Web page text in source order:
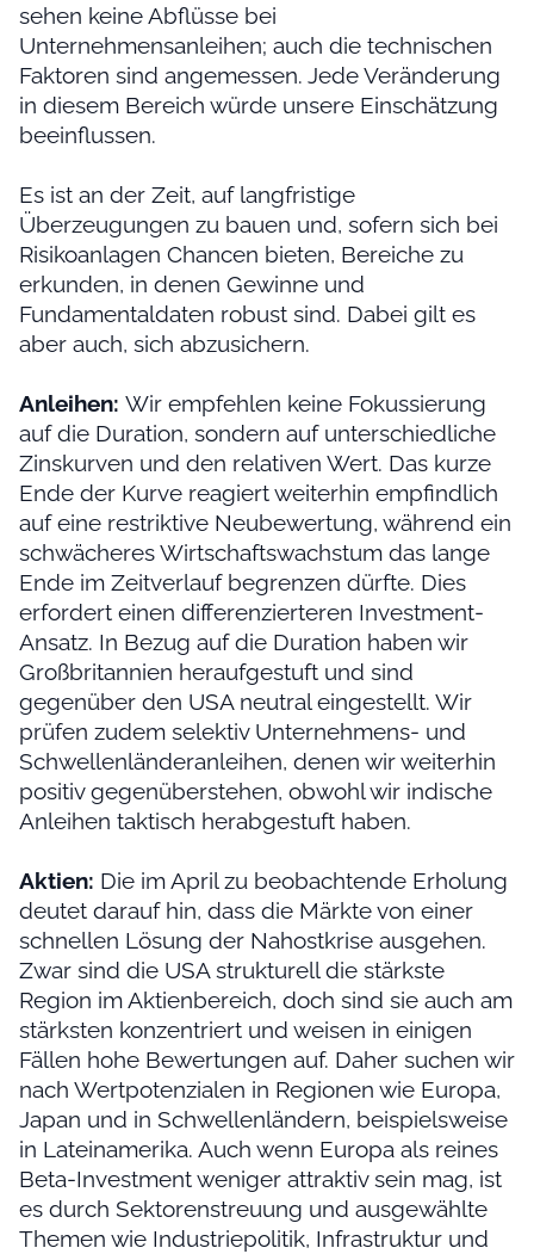
sehen keine Abflüsse bei
Unternehmensanleihen; auch die technischen
Faktoren sind angemessen. Jede Veränderung
in diesem Bereich würde unsere Einschätzung
beeinflussen.
Es ist an der Zeit, auf langfristige
Überzeugungen zu bauen und, sofern sich bei
Risikoanlagen Chancen bieten, Bereiche zu
erkunden, in denen Gewinne und
Fundamentaldaten robust sind. Dabei gilt es
aber auch, sich abzusichern.
Anleihen: Wir empfehlen keine Fokussierung
auf die Duration, sondern auf unterschiedliche
Zinskurven und den relativen Wert. Das kurze
Ende der Kurve reagiert weiterhin empfindlich
auf eine restriktive Neubewertung, während ein
schwächeres Wirtschaftswachstum das lange
Ende im Zeitverlauf begrenzen dürfte. Dies
erfordert einen differenzierteren Investment-
Ansatz. In Bezug auf die Duration haben wir
Großbritannien heraufgestuft und sind
gegenüber den USA neutral eingestellt. Wir
prüfen zudem selektiv Unternehmens- und
Schwellenländeranleihen, denen wir weiterhin
positiv gegenüberstehen, obwohl wir indische
Anleihen taktisch herabgestuft haben.
Aktien: Die im April zu beobachtende Erholung
deutet darauf hin, dass die Märkte von einer
schnellen Lösung der Nahostkrise ausgehen.
Zwar sind die USA strukturell die stärkste
Region im Aktienbereich, doch sind sie auch am
stärksten konzentriert und weisen in einigen
Fällen hohe Bewertungen auf. Daher suchen wir
nach Wertpotenzialen in Regionen wie Europa,
Japan und in Schwellenländern, beispielsweise
in Lateinamerika. Auch wenn Europa als reines
Beta-Investment weniger attraktiv sein mag, ist
es durch Sektorenstreuung und ausgewählte
Themen wie Industriepolitik, Infrastruktur und